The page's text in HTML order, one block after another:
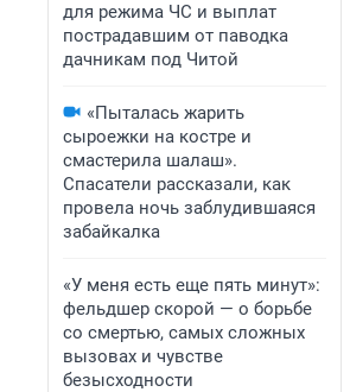
для режима ЧС и выплат
пострадавшим от паводка
дачникам под Читой
«Пыталась жарить
сыроежки на костре и
смастерила шалаш».
Спасатели рассказали, как
провела ночь заблудившаяся
забайкалка
«У меня есть еще пять минут»:
фельдшер скорой — о борьбе
со смертью, самых сложных
вызовах и чувстве
безысходности